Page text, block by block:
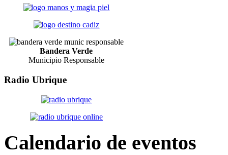
Bandera Verde
Municipio Responsable
Radio Ubrique
Calendario de eventos